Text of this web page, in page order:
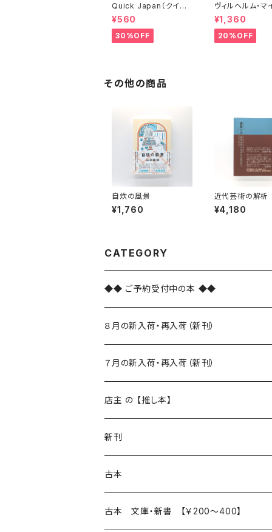
Quick Japan（クイッ
ク・ジャパン）Vol.11
¥560
30%OFF
ヴィルヘルム・マ
ーの遍歴時代 (
(下)（岩波文庫）
¥1,360
20%OFF
その他の商品
自炊の風景
¥1,760
近代芸術の解
の力
¥4,180
CATEGORY
◆◆ ご予約受付中の本 ◆◆
８月の新入荷・再入荷（新刊）
新入荷
再入荷
７月の新入荷・再入荷（新刊）
新入荷
再入荷
店主 の 【推し本】
新刊
本 の あれこれ
読書のこと
文芸
古本
本 の あれこれ
古本 文庫・新書 【￥200～400】